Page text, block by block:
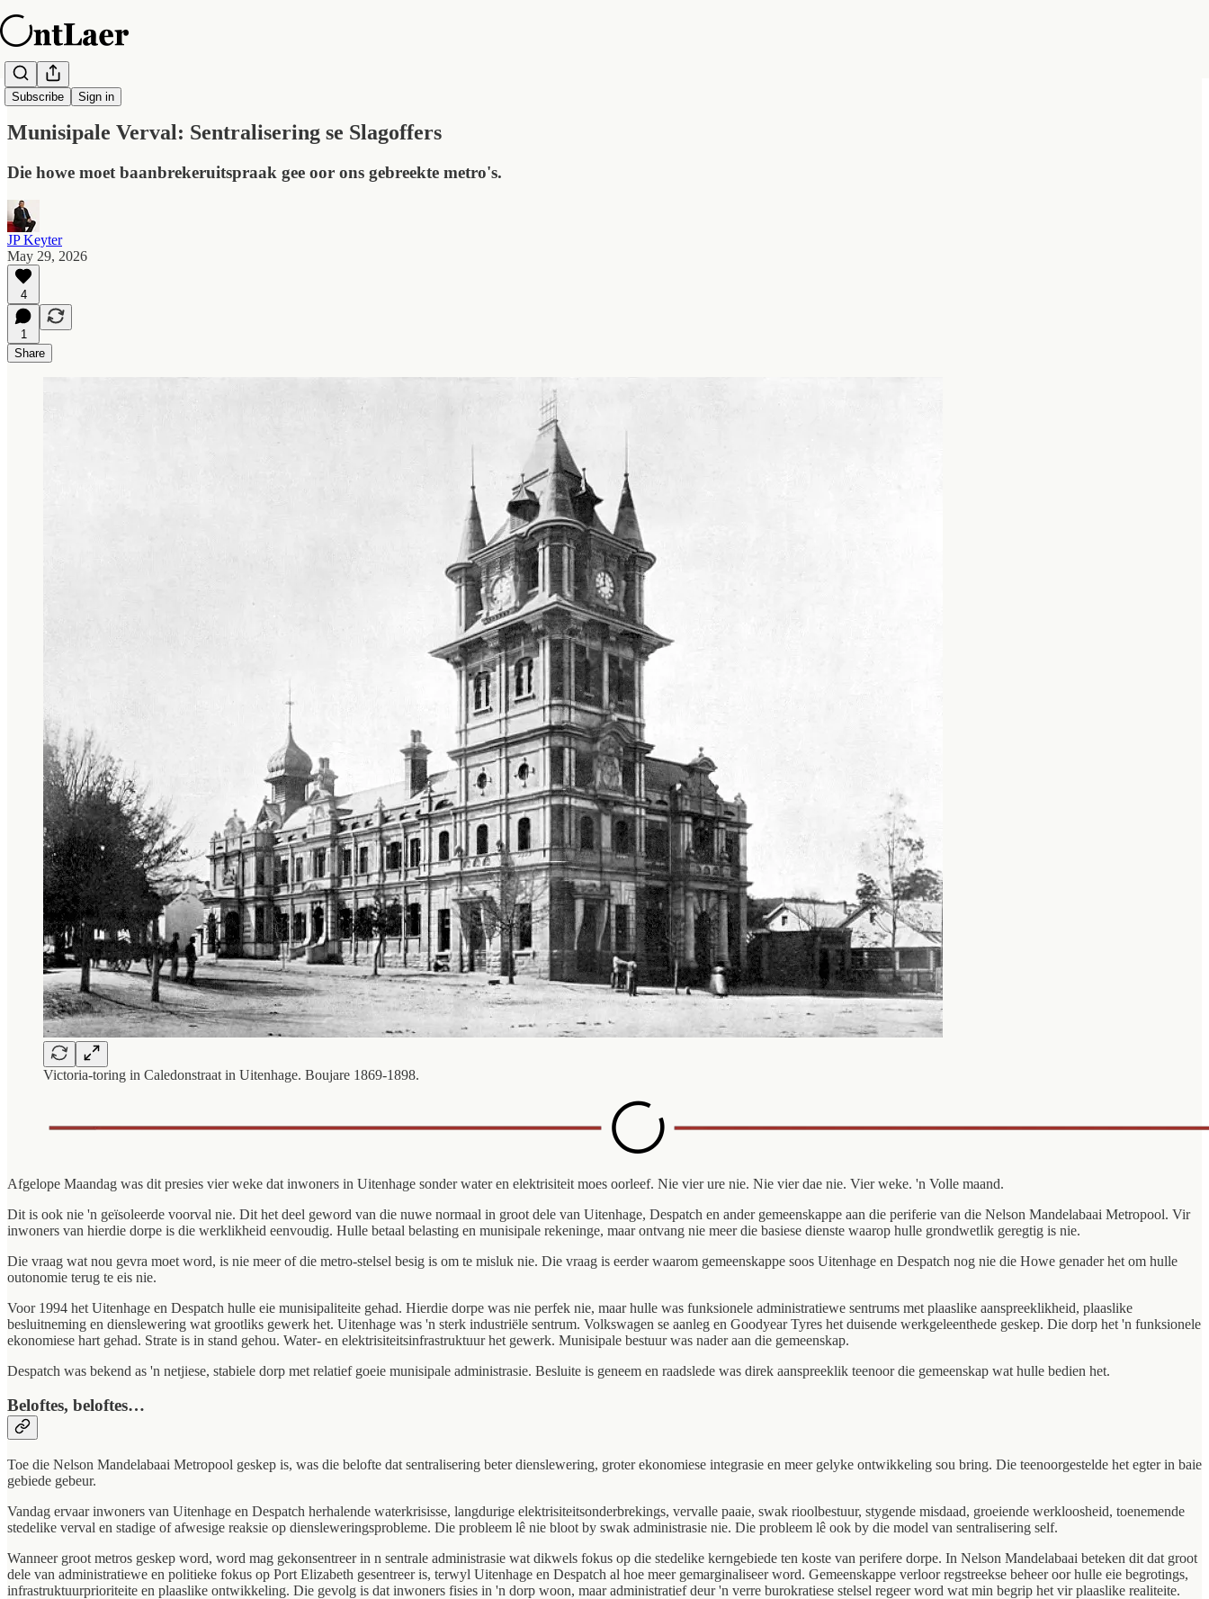
Subscribe Sign in
OntLaer Daagliks
Munisipale Verval: Sentralisering se Slagoffers
Die howe moet baanbrekeruitspraak gee oor ons gebreekte metro's.
JP Keyter
May 29, 2026
4
1
Share
Victoria-toring in Caledonstraat in Uitenhage. Boujare 1869-1898.
Afgelope Maandag was dit presies vier weke dat inwoners in Uitenhage sonder water en elektrisiteit moes oorleef. Nie vier ure nie. Nie vier dae nie. Vier weke. 'n Volle maand.
Dit is ook nie 'n geïsoleerde voorval nie. Dit het deel geword van die nuwe normaal in groot dele van Uitenhage, Despatch en ander gemeenskappe aan die periferie van die Nelson Mandelabaai Metropool. Vir
inwoners van hierdie dorpe is die werklikheid eenvoudig. Hulle betaal belasting en munisipale rekeninge, maar ontvang nie meer die basiese dienste waarop hulle grondwetlik geregtig is nie.
Die vraag wat nou gevra moet word, is nie meer of die metro-stelsel besig is om te misluk nie. Die vraag is eerder waarom gemeenskappe soos Uitenhage en Despatch nog nie die Howe genader het om hulle
outonomie terug te eis nie.
Voor 1994 het Uitenhage en Despatch hulle eie munisipaliteite gehad. Hierdie dorpe was nie perfek nie, maar hulle was funksionele administratiewe sentrums met plaaslike aanspreeklikheid, plaaslike
besluitneming en dienslewering wat grootliks gewerk het. Uitenhage was 'n sterk industriële sentrum. Volkswagen se aanleg en Goodyear Tyres het duisende werkgeleenthede geskep. Die dorp het 'n funksionele
ekonomiese hart gehad. Strate is in stand gehou. Water- en elektrisiteitsinfrastruktuur het gewerk. Munisipale bestuur was nader aan die gemeenskap.
Despatch was bekend as 'n netjiese, stabiele dorp met relatief goeie munisipale administrasie. Besluite is geneem en raadslede was direk aanspreeklik teenoor die gemeenskap wat hulle bedien het.
Beloftes, beloftes…
Toe die Nelson Mandelabaai Metropool geskep is, was die belofte dat sentralisering beter dienslewering, groter ekonomiese integrasie en meer gelyke ontwikkeling sou bring. Die teenoorgestelde het egter in baie
gebiede gebeur.
Vandag ervaar inwoners van Uitenhage en Despatch herhalende waterkrisisse, langdurige elektrisiteitsonderbrekings, vervalle paaie, swak rioolbestuur, stygende misdaad, groeiende werkloosheid, toenemende
stedelike verval en stadige of afwesige reaksie op diensleweringsprobleme. Die probleem lê nie bloot by swak administrasie nie. Die probleem lê ook by die model van sentralisering self.
Wanneer groot metros geskep word, word mag gekonsentreer in n sentrale administrasie wat dikwels fokus op die stedelike kerngebiede ten koste van perifere dorpe. In Nelson Mandelabaai beteken dit dat groot
dele van administratiewe en politieke fokus op Port Elizabeth gesentreer is, terwyl Uitenhage en Despatch al hoe meer gemarginaliseer word. Gemeenskappe verloor regstreekse beheer oor hulle eie begrotings,
infrastruktuurprioriteite en plaaslike ontwikkeling. Die gevolg is dat inwoners fisies in 'n dorp woon, maar administratief deur 'n verre burokratiese stelsel regeer word wat min begrip het vir plaaslike realiteite.